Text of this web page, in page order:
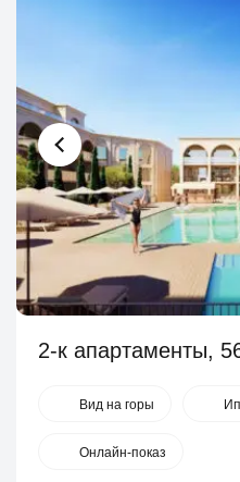
2-к апартаменты,
Вид на горы
Онлайн-показ